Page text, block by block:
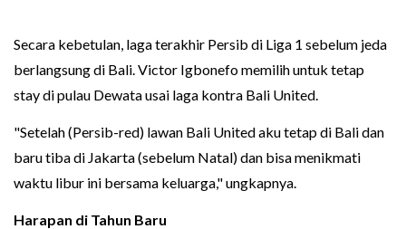
Secara kebetulan, laga terakhir Persib di Liga 1 sebelum jeda
berlangsung di Bali. Victor Igbonefo memilih untuk tetap
stay di pulau Dewata usai laga kontra Bali United.
"Setelah (Persib-red) lawan Bali United aku tetap di Bali dan
baru tiba di Jakarta (sebelum Natal) dan bisa menikmati
waktu libur ini bersama keluarga," ungkapnya.
Harapan di Tahun Baru